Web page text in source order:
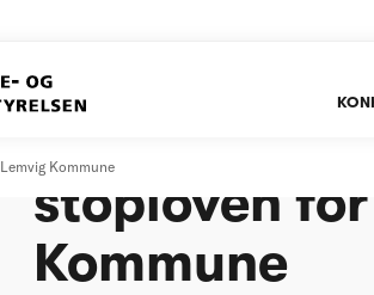
Lemvig Kommune
stoploven
Kommune